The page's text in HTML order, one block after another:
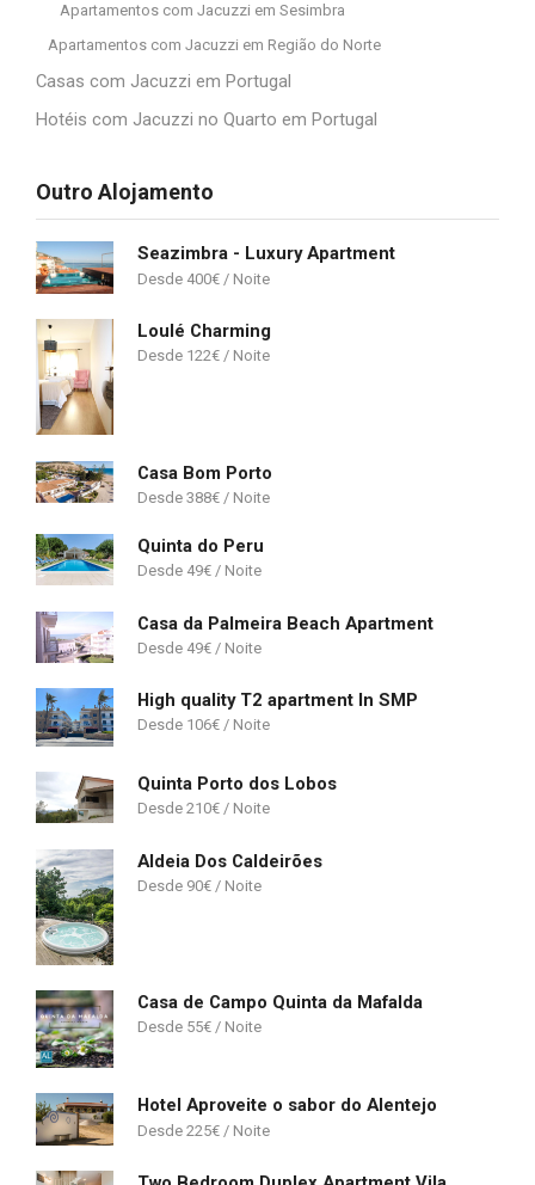
Apartamentos com Jacuzzi em Sesimbra
Apartamentos com Jacuzzi em Região do Norte
Casas com Jacuzzi em Portugal
Hotéis com Jacuzzi no Quarto em Portugal
Outro Alojamento
Seazimbra - Luxury Apartment
400€
Loulé Charming
122€
Casa Bom Porto
388€
Quinta do Peru
49€
Casa da Palmeira Beach Apartment
49€
High quality T2 apartment In SMP
106€
Quinta Porto dos Lobos
210€
Aldeia Dos Caldeirões
90€
Casa de Campo Quinta da Mafalda
55€
Hotel Aproveite o sabor do Alentejo
225€